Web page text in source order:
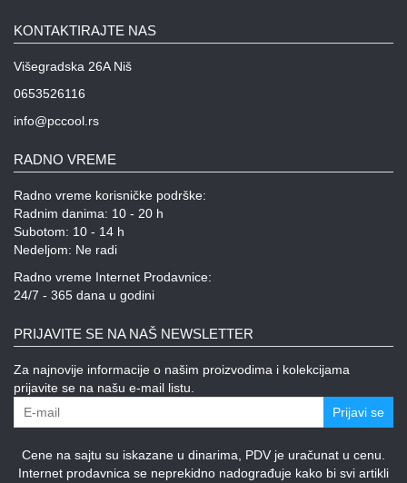
KONTAKTIRAJTE NAS
Višegradska 26A Niš
0653526116
info@pccool.rs
RADNO VREME
Radno vreme korisničke podrške:
Radnim danima: 10 - 20 h
Subotom: 10 - 14 h
Nedeljom: Ne radi
Radno vreme Internet Prodavnice:
24/7 - 365 dana u godini
PRIJAVITE SE NA NAŠ NEWSLETTER
Za najnovije informacije o našim proizvodima i kolekcijama
prijavite se na našu e-mail listu.
Prijavi se
Cene na sajtu su iskazane u dinarima, PDV je uračunat u cenu.
Internet prodavnica se neprekidno nadograđuje kako bi svi artikli